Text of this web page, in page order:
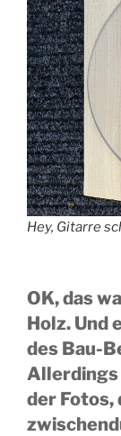
Hey, Gitarre
OK, das
Holz. Und
des Bau-
Allerdings
der Fotos,